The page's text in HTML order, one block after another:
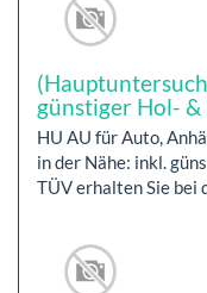
günstiger Hol-
HU AU für Auto,
in der Nähe: inkl.
TÜV erhalten Sie bei